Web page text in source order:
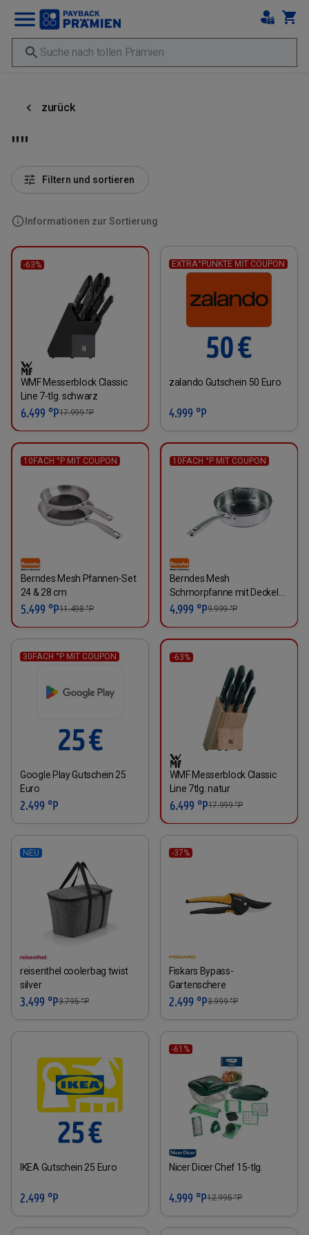
zurück
""
Informationen zur Sortierung
Filtern und sortieren
-63%
WMF Messerblock Classic
Line 7-tlg. schwarz
6.499 °P17.999°P
EXTRA°PUNKTE MIT COUPON
zalando Gutschein 50 Euro
4.999 °P
10FACH °P MIT COUPON
Berndes Mesh Pfannen-Set
24 & 28 cm
5.499 °P11.498°P
10FACH °P MIT COUPON
Berndes Mesh
Schmorpfanne mit Deckel
28 cm
4.999 °P9.999°P
30FACH °P MIT COUPON
Google Play Gutschein 25
Euro
2.499 °P
-63%
WMF Messerblock Classic
Line 7tlg. natur
6.499 °P17.999°P
NEU
reisenthel coolerbag twist
silver
3.499 °P3.795°P
-37%
Fiskars Bypass-
Gartenschere
2.499 °P3.999°P
IKEA Gutschein 25 Euro
2.499 °P
-61%
Nicer Dicer Chef 15-tlg.
4.999 °P12.995°P